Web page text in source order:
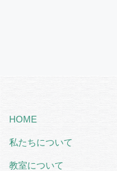
HOME
私たちについて
教室について